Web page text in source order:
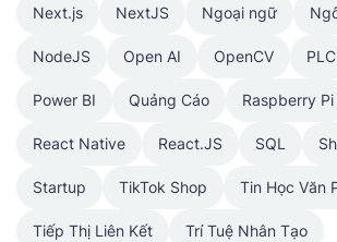
Next.js NextJS Ngoại ngữ
NodeJS Open AI OpenCV PLC
Power BI Quảng Cáo Raspberry Pi
React Native React.JS SQL
Startup TikTok Shop Tin Học Văn
Tiếp Thị Liên Kết Trí Tuệ Nhân Tạo